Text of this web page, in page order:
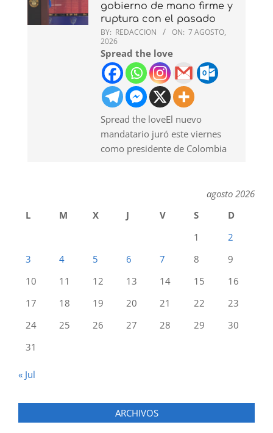
gobierno de mano firme y
ruptura con el pasado
BY: REDACCION ON: 7 AGOSTO,
2026
Spread the love
Spread the loveEl nuevo
mandatario juró este viernes
como presidente de Colombia
agosto 2026
L
M X J V S
D
1
2
3
4 5 6 7 8
9
10
11 12 13 14 15
16
17
18 19 20 21 22
23
24
25 26 27 28 29
30
31
« Jul
ARCHIVOS